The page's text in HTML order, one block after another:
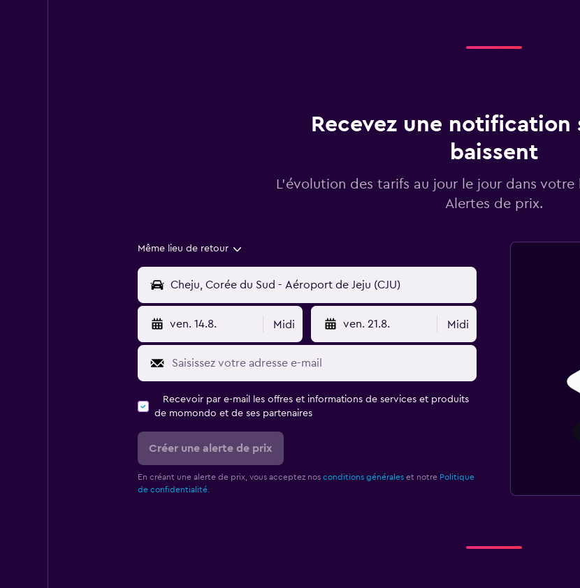
Recevez une notification
baissent
L’évolution des tarifs au jour le jour dans
Alertes de prix.
Même lieu de retour
ven. 14.8. Midi ven. 21.8. Midi
Recevoir par e-mail les offres et informations de services et produits
de momondo et de ses partenaires
Créer une alerte de prix
En créant une alerte de prix, vous acceptez nos conditions généraleset notre Politique
de confidentialité.